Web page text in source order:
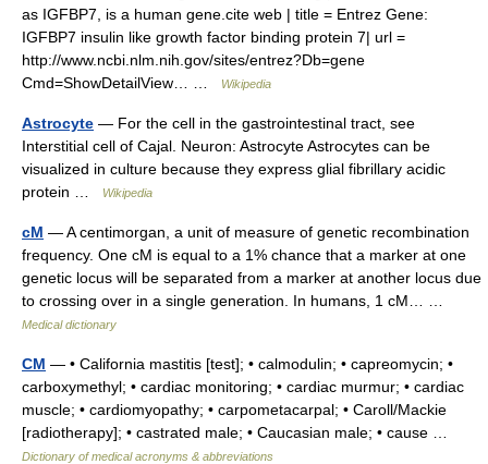
as IGFBP7, is a human gene.cite web | title = Entrez Gene:
IGFBP7 insulin like growth factor binding protein 7| url =
http://www.ncbi.nlm.nih.gov/sites/entrez?Db=gene
Cmd=ShowDetailView… …
Wikipedia
Astrocyte — For the cell in the gastrointestinal tract, see
Interstitial cell of Cajal. Neuron: Astrocyte Astrocytes can be
visualized in culture because they express glial fibrillary acidic
protein …
Wikipedia
cM — A centimorgan, a unit of measure of genetic recombination
frequency. One cM is equal to a 1% chance that a marker at one
genetic locus will be separated from a marker at another locus due
to crossing over in a single generation. In humans, 1 cM… …
Medical dictionary
CM — • California mastitis [test]; • calmodulin; • capreomycin; •
carboxymethyl; • cardiac monitoring; • cardiac murmur; • cardiac
muscle; • cardiomyopathy; • carpometacarpal; • Caroll/Mackie
[radiotherapy]; • castrated male; • Caucasian male; • cause …
Dictionary of medical acronyms & abbreviations